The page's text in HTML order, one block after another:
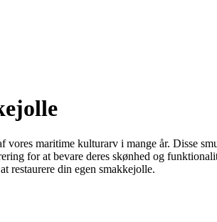
maritime kulturarv i mange år. Disse
for at bevare deres skønhed og
restaurere din egen smakkejolle.